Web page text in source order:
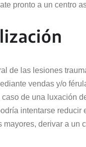
pronto a un centro
de las lesiones
vendas y/o
de una luxación
intentarse reducir
mayores, derivar a un